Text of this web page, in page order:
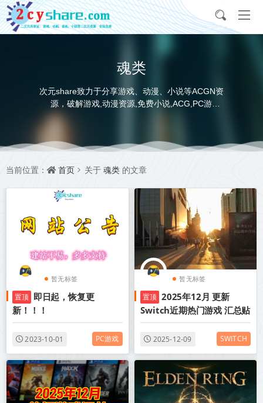
魂类
次元share致力于分享游戏、动漫、小说等ACGN资
源，破解游戏,动漫资源,免费小说,ACG,PC游
戏,switch游戏,金手指，动画电影,动画片,全本小说,
并提供网盘下载
当前位置： 首页 关于 魂类 的文章
暂无标签
置顶 即日起，恢复更
新！！！
2023-10-01 PC游戏
暂无标签
置顶 2025年12月 更新
Switch近期热门游戏 汇总贴
2025-12-09 SWITCH